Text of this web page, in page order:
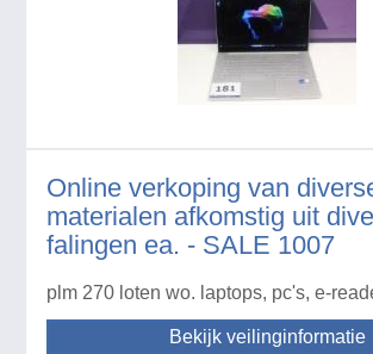
Online verkoping van
materialen afkomstig uit
falingen ea. - SALE 1007
plm 270 loten wo. laptops, pc's, e-
Bekijk veilinginformatie